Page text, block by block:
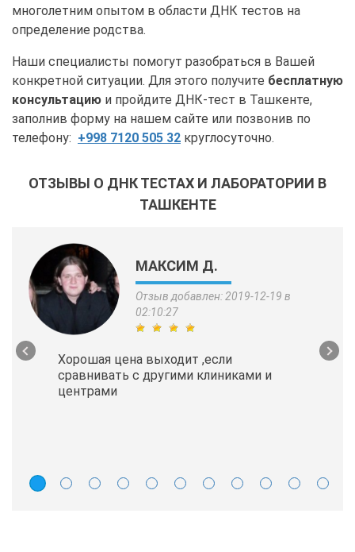
многолетним опытом в области ДНК тестов на
определение родства.
Наши специалисты помогут разобраться в Вашей
конкретной ситуации. Для этого получите бесплатную
консультацию и пройдите ДНК-тест в Ташкенте,
заполнив форму на нашем сайте или позвонив по
телефону: +998 7120 505 32 круглосуточно.
ОТЗЫВЫ О ДНК ТЕСТАХ И ЛАБОРАТОРИИ В
ТАШКЕНТЕ
МАКСИМ Д.
Отзыв добавлен: 2019-12-19 в
02:10:27
Хорошая цена выходит ,если
сравнивать с другими клиниками и
центрами